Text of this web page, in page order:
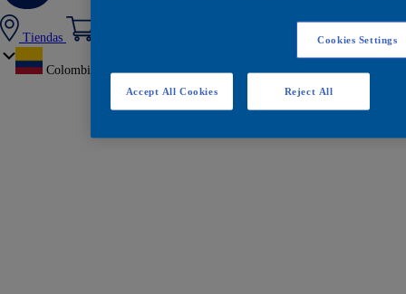
Tiendas
Colombia
Cookies Settings
Reject All
Accept All Cookies